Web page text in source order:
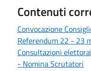
Contenuti
Convocazione
Referendum 22 - 23
Consultazioni
- Nomina Scrutatori